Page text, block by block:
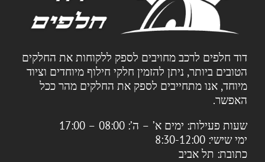
דוד חלפים לרכב מחויבים לספק ללקוחות את החלקים
הטובים ביותר, ניתן להזמין חלקי חילוף מיוחדים וציוד
מיוחד, אנו מתחייבים לספק את החלקים מהר ככל
האפשר.
שעות פעילות: ימים א’ – ה’: 08:00 – 17:00
ימי שישי: 8:30-12:00
כתובת: תל אביב